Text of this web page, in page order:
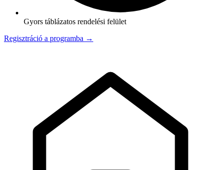
Gyors táblázatos rendelési felület
Regisztráció a programba →